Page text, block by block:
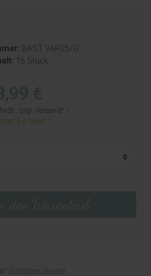
BAST VAR25/G
16 Stück
zzgl. Versand
5-6 Tage*